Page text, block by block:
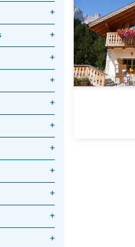
+
+
+
+
+
+
+
+
+
+
+